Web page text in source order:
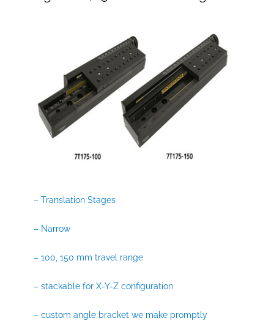
– Translation Stages
– Narrow
– 100, 150 mm travel range
– stackable for X-Y-Z configuration
– custom angle bracket we make promptly